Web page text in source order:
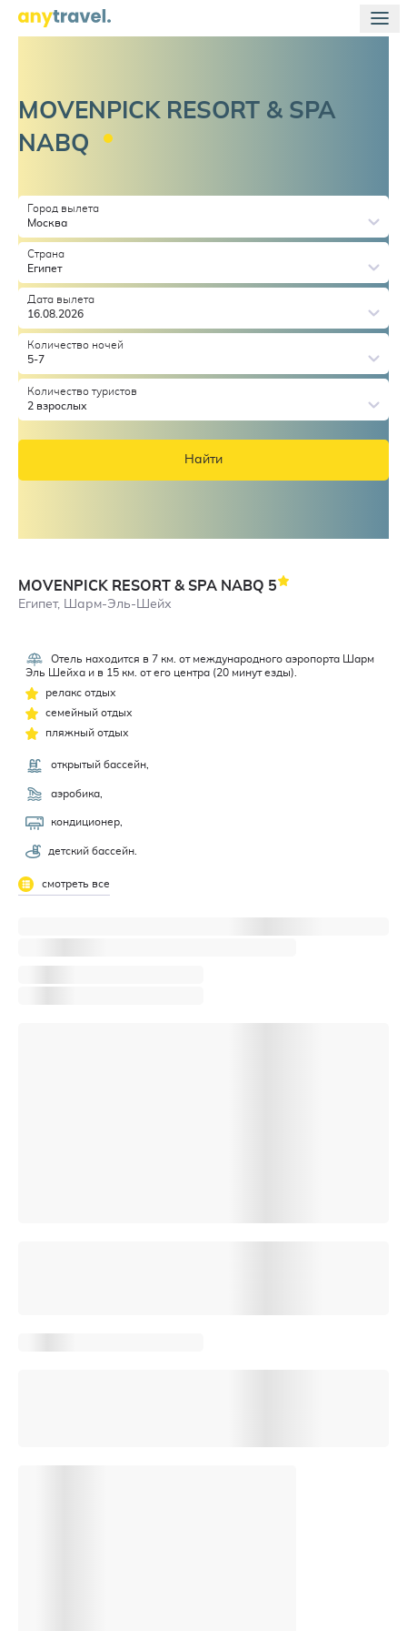
MOVENPICK RESORT & SPA
NABQ
Город вылета
Москва
Страна
Египет
Дата вылета
16.08.2026
Количество ночей
5-7
Количество туристов
2 взрослых
Найти
MOVENPICK RESORT & SPA NABQ 5
Египет, Шарм-Эль-Шейх
4,5
Отель находится в 7 км. от международного аэропорта Шарм
Эль Шейха и в 15 км. от его центра (20 минут езды).
релакс отдых
семейный отдых
пляжный отдых
открытый бассейн,
аэробика,
кондиционер,
детский бассейн.
смотреть все